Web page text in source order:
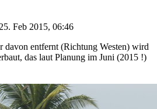
Feb 2015, 06:46
davon entfernt (Richtung Westen) wird
das laut Planung im Juni (2015 !)